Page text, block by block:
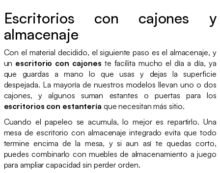
Escritorios con cajones y
almacenaje
Con el material decidido, el siguiente paso es el almacenaje, y
un escritorio con cajones te facilita mucho el día a día, ya
que guardas a mano lo que usas y dejas la superficie
despejada. La mayoría de nuestros modelos llevan uno o dos
cajones, y algunos suman estantes o puertas para los
escritorios con estantería que necesitan más sitio.
Cuando el papeleo se acumula, lo mejor es repartirlo. Una
mesa de escritorio con almacenaje integrado evita que todo
termine encima de la mesa, y si aun así te quedas corto,
puedes combinarlo con muebles de almacenamiento a juego
para ampliar capacidad sin perder orden.